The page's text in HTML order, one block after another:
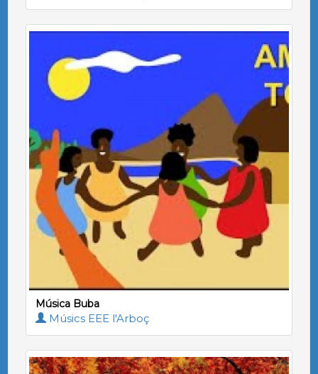
Música Buba
Músics EEE l'Arboç